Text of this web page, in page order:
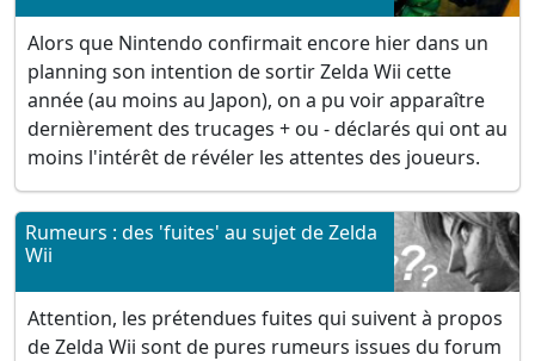
Alors que Nintendo confirmait encore hier dans un
planning son intention de sortir Zelda Wii cette
année (au moins au Japon), on a pu voir apparaître
dernièrement des trucages + ou - déclarés qui ont au
moins l'intérêt de révéler les attentes des joueurs.
Rumeurs : des 'fuites' au sujet de Zelda
Wii
Attention, les prétendues fuites qui suivent à propos
de Zelda Wii sont de pures rumeurs issues du forum